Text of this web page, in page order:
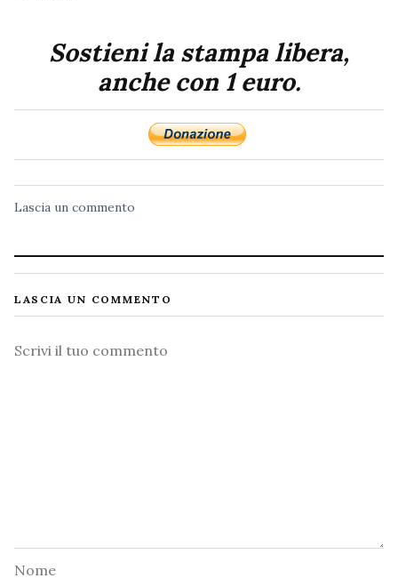
Sostieni la stampa libera,
anche con 1 euro.
Lascia un commento
LASCIA UN COMMENTO
Commento